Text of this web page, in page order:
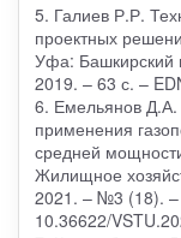
5. Галиев Р.Р.
проектных
Уфа: Башкирский
2019. – 63 с. –
6. Емельянов Д.А.
применения
средней
Жилищное
2021. – №3 (18).
10.36622/